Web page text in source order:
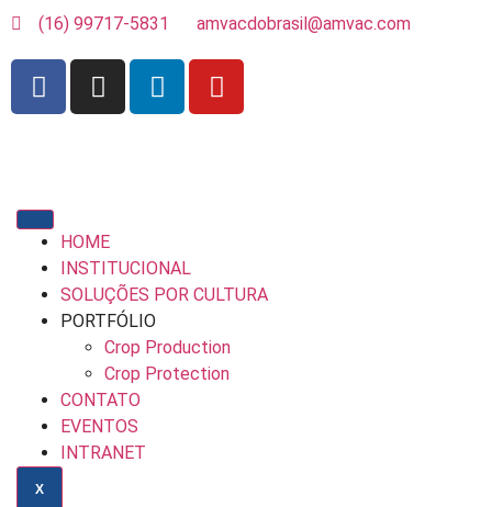
(16) 99717-5831 amvacdobrasil@amvac.com
HOME
INSTITUCIONAL
SOLUÇÕES POR CULTURA
PORTFÓLIO
Crop Production
Crop Protection
CONTATO
EVENTOS
INTRANET
X